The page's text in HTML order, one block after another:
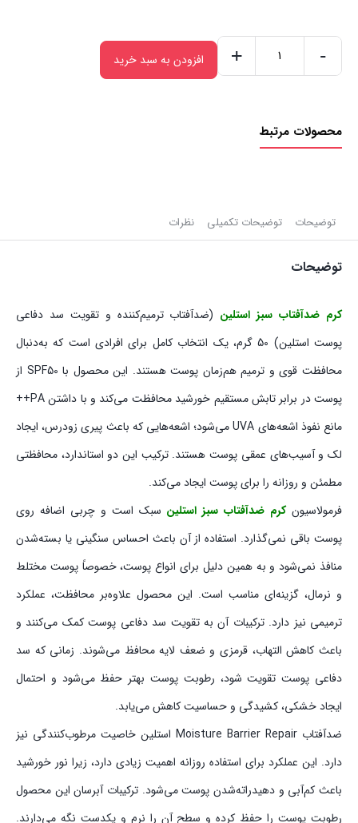
استلین
-
+ افزودن به سبد خرید
محصولات مرتبط
توضیحات توضیحات تکمیلی نظرات
توضیحات
کرم ضدآفتاب سبز استلین (ضدآفتاب ترمیم‌کننده و تقویت سد دفاعی
پوست استلین) 50 گرم، یک انتخاب کامل برای افرادی است که به‌دنبال
محافظت قوی و ترمیم هم‌زمان پوست هستند. این محصول با SPF50 از
پوست در برابر تابش مستقیم خورشید محافظت می‌کند و با داشتن PA++
مانع نفوذ اشعه‌های UVA می‌شود؛ اشعه‌هایی که باعث پیری زودرس، ایجاد
لک و آسیب‌های عمقی پوست هستند. ترکیب این دو استاندارد، محافظتی
مطمئن و روزانه را برای پوست ایجاد می‌کند.
فرمولاسیونکرم ضدآفتاب سبز استلین سبک است و چربی اضافه روی
پوست باقی نمی‌گذارد. استفاده از آن باعث احساس سنگینی یا بسته‌شدن
منافذ نمی‌شود و به همین دلیل برای انواع پوست، خصوصاً پوست مختلط
و نرمال، گزینه‌ای مناسب است. این محصول علاوه‌بر محافظت، عملکرد
ترمیمی نیز دارد. ترکیبات آن به تقویت سد دفاعی پوست کمک می‌کنند و
باعث کاهش التهاب، قرمزی و ضعف لایه محافظ می‌شوند. زمانی که سد
دفاعی پوست تقویت شود، رطوبت پوست بهتر حفظ می‌شود و احتمال
ایجاد خشکی، کشیدگی و حساسیت کاهش می‌یابد.
ضدآفتاب Moisture Barrier Repair استلین خاصیت مرطوب‌کنندگی نیز
دارد. این عملکرد برای استفاده روزانه اهمیت زیادی دارد، زیرا نور خورشید
باعث کم‌آبی و دهیدراته‌شدن پوست می‌شود. ترکیبات آبرسان این محصول
رطوبت پوست را حفظ کرده و سطح آن را نرم و یکدست نگه می‌دارند.